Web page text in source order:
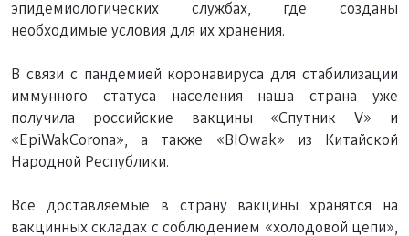
эпидемиологических службах, где созданы
необходимые условия для их хранения.
В связи с пандемией коронавируса для стабилизации
иммунного статуса населения наша страна уже
получила российские вакцины «Спутник V» и
«ЕрiWakСоrоnа», а также «BIOwak» из Китайской
Народной Республики.
Все доставляемые в страну вакцины хранятся на
вакцинных складах с соблюдением «холодовой цепи»,